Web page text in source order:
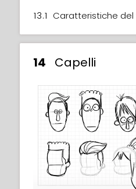
13.1 Caratteristiche del
14 Capelli